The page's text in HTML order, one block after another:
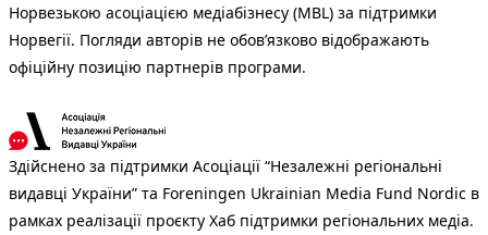
Норвезькою асоціацією медіабізнесу (MBL) за підтримки
Норвегії. Погляди авторів не обов’язково відображають
офіційну позицію партнерів програми.
Здійснено за підтримки Асоціації “Незалежні регіональні
видавці України” та Foreningen Ukrainian Media Fund Nordic в
рамках реалізації проєкту Хаб підтримки регіональних медіа.